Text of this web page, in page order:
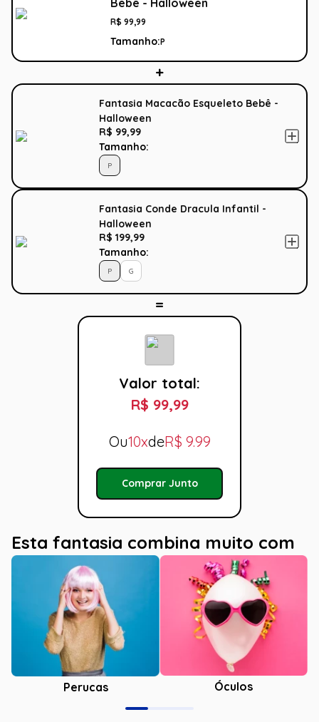
Bebê - Halloween
R$ 99,99
Tamanho:P
Fantasia Macacão Esqueleto Bebê -
Halloween
R$ 99,99
Tamanho:
P
Fantasia Conde Dracula Infantil -
Halloween
R$ 199,99
Tamanho:
P G
Valor total:
R$ 99,99
Ou10xdeR$ 9.99
Comprar Junto
Esta fantasia combina muito com
Perucas Óculos